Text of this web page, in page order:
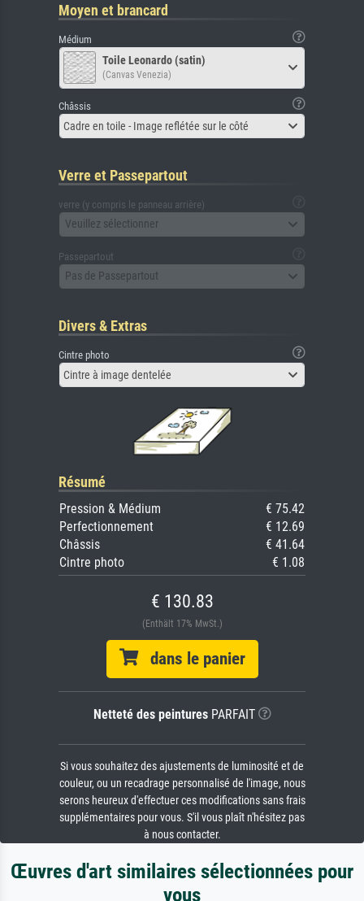
Moyen et brancard
Médium
Toile Leonardo (satin)
(Canvas Venezia)
Châssis
Cadre en toile - Image reflétée sur le côté
Verre et Passepartout
verre (y compris le panneau arrière)
Veuillez sélectionner
Passepartout
Pas de Passepartout
Divers & Extras
Cintre photo
Cintre à image dentelée
Résumé
Pression & Médium
€ 75.42
Perfectionnement
€ 12.69
Châssis
€ 41.64
Cintre photo
€ 1.08
€ 130.83
(Enthält 17% MwSt.)
dans le panier
Netteté des peinturesPARFAIT
Si vous souhaitez des ajustements de luminosité et de
couleur, ou un recadrage personnalisé de l'image, nous
serons heureux d'effectuer ces modifications sans frais
supplémentaires pour vous. S'il vous plaît n'hésitez pas
à nous contacter.
Œuvres d'art similaires sélectionnées pour
vous